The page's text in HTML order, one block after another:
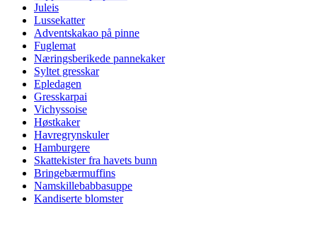
Juleis
Lussekatter
Adventskakao på pinne
Fuglemat
Næringsberikede pannekaker
Syltet gresskar
Epledagen
Gresskarpai
Vichyssoise
Høstkaker
Havregrynskuler
Hamburgere
Skattekister fra havets bunn
Bringebærmuffins
Namskillebabbasuppe
Kandiserte blomster